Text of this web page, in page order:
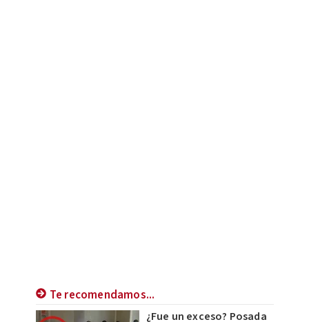
Te recomendamos...
¿Fue un exceso? Posada